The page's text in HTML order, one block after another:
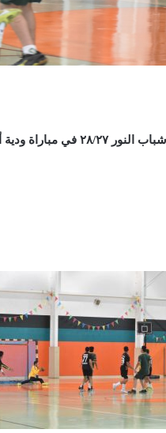
في لقاء ودي تغلب فريق شباب الخليج لكرة اليد